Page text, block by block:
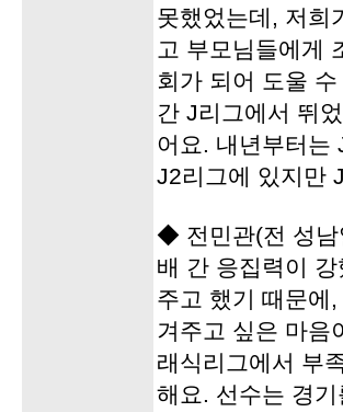
못했었는데, 저희
고 부모님들에게
회가 되어 도울
간 J리그에서 뛰
어요. 내년부터는
J2리그에 있지만
◆ 전민관(전 성남
배 간 응집력이
주고 했기 때문에
겨주고 싶은 마음
래식리그에서 부
해요. 선수는 경